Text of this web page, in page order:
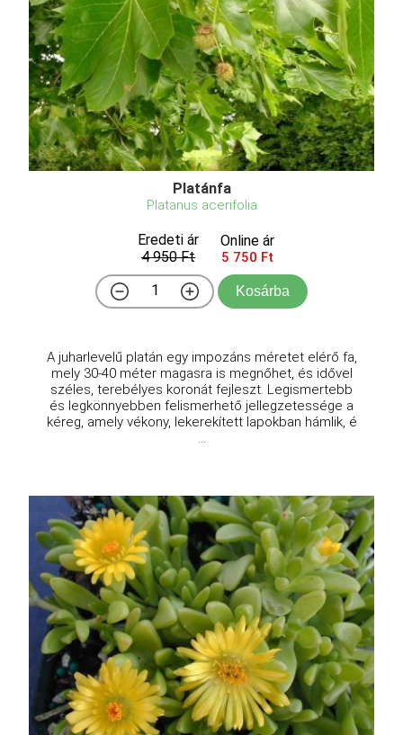
Platánfa
Platanus acerifolia
Eredeti ár
4 950 Ft
Online ár
5 750 Ft
Kosárba
A juharlevelű platán egy impozáns méretet elérő fa,
mely 30-40 méter magasra is megnőhet, és idővel
széles, terebélyes koronát fejleszt. Legismertebb
és legkönnyebben felismerhető jellegzetessége a
kéreg, amely vékony, lekerekített lapokban hámlik, é
...